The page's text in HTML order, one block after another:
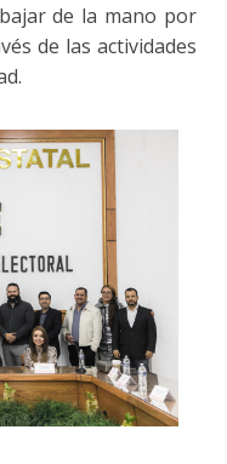
de la mano por
de las actividades